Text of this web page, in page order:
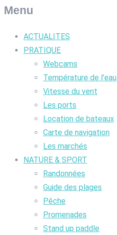
Menu
ACTUALITES
PRATIQUE
Webcams
Température de l’eau
Vitesse du vent
Les ports
Location de bateaux
Carte de navigation
Les marchés
NATURE & SPORT
Randonnées
Guide des plages
Pêche
Promenades
Stand up paddle